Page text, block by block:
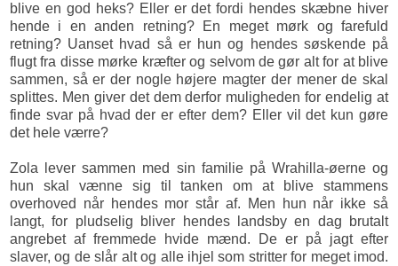
blive en god heks? Eller er det fordi hendes skæbne hiver
hende i en anden retning? En meget mørk og farefuld
retning? Uanset hvad så er hun og hendes søskende på
flugt fra disse mørke kræfter og selvom de gør alt for at blive
sammen, så er der nogle højere magter der mener de skal
splittes. Men giver det dem derfor muligheden for endelig at
finde svar på hvad der er efter dem? Eller vil det kun gøre
det hele værre?
Zola lever sammen med sin familie på Wrahilla-øerne og
hun skal vænne sig til tanken om at blive stammens
overhoved når hendes mor står af. Men hun når ikke så
langt, for pludselig bliver hendes landsby en dag brutalt
angrebet af fremmede hvide mænd. De er på jagt efter
slaver, og de slår alt og alle ihjel som stritter for meget imod.